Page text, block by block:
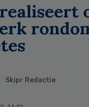
Skipr Redactie